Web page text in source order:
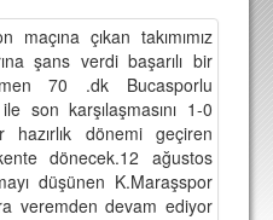
maçına çıkan takımımız
şans verdi başarılı bir
70 .dk Bucasporlu
son karşılaşmasını 1-0
hazırlık dönemi geçiren
dönecek.12 ağustos
düşünen K.Maraşspor
veremden devam ediyor